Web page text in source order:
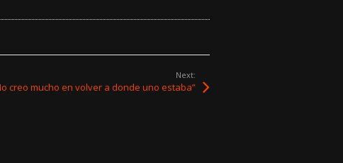
Next:
creo mucho en volver a donde uno estaba”